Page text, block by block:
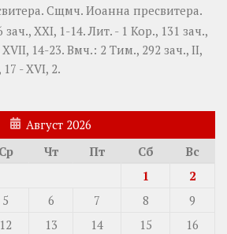
Сщмч. Иоанна пресвитера.
зач., XXI, 1-14.Лит. - 1 Кор., 131 зач.,
14-23.Вмч.: 2 Тим., 292 зач., II,
- XVI, 2.
Август 2026
Ср Чт Пт Сб
Вс
1
2
5 6 7 8
9
12 13 14 15
16